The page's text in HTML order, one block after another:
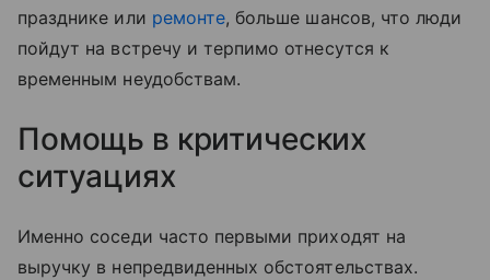
празднике или ремонте, больше шансов, что люди
пойдут на встречу и терпимо отнесутся к
временным неудобствам.
Помощь в критических
ситуациях
Именно соседи часто первыми приходят на
выручку в непредвиденных обстоятельствах.